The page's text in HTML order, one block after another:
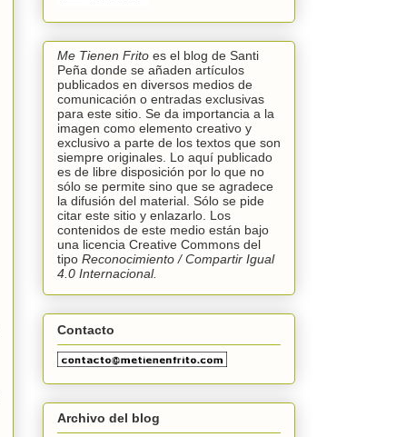
Me Tienen Frito es el blog de Santi
Peña donde se añaden artículos
publicados en diversos medios de
comunicación o entradas exclusivas
para este sitio. Se da importancia a la
imagen como elemento creativo y
exclusivo a parte de los textos que son
siempre originales. Lo aquí publicado
es de libre disposición por lo que no
sólo se permite sino que se agradece
la difusión del material. Sólo se pide
citar este sitio y enlazarlo. Los
contenidos de este medio están bajo
una licencia Creative Commons del
tipo Reconocimiento /Compartir Igual
4.0 Internacional.
Contacto
Archivo del blog